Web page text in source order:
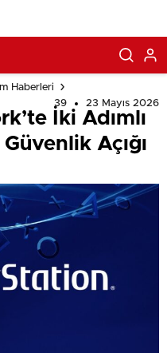
Haberleri
39
23 Mayıs 2026
İki Adımlı
Açığı